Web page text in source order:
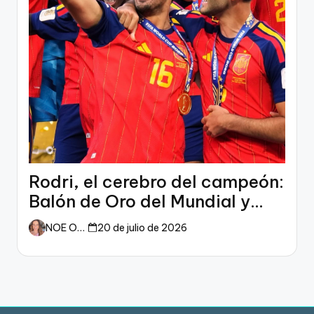
Rodri, el cerebro del campeón:
Balón de Oro del Mundial y
dueño del fútbol
NOE ORTIZ 20 de julio de 2026